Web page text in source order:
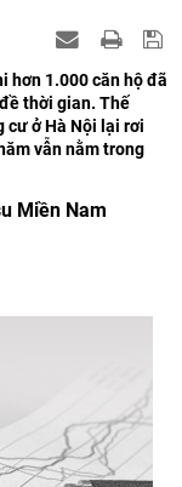
hơn 1.000 căn hộ đã
thời gian. Thế
cư ở Hà Nội lại rơi
vẫn nằm trong
Miền Nam